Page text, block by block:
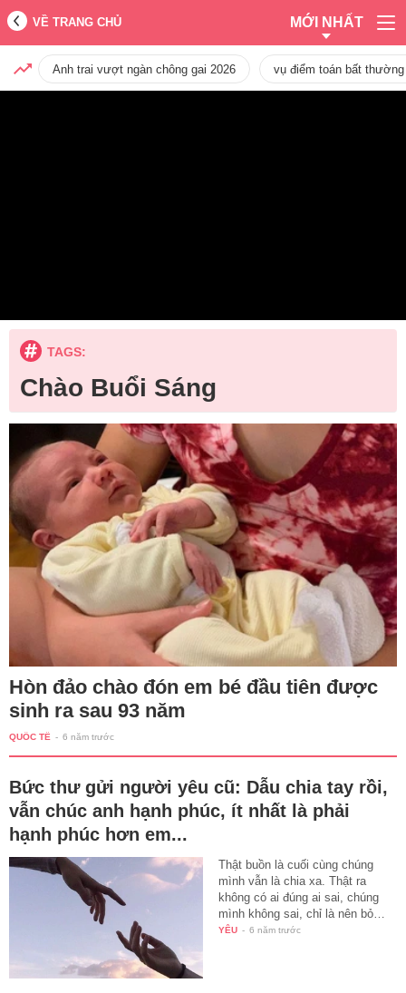
VỀ TRANG CHỦ MỚI NHẤT
Anh trai vượt ngàn chông gai 2026 vụ điểm toán bất
TAGS:
Chào Buổi Sáng
Hòn đảo chào đón em bé đầu tiên được
sinh ra sau 93 năm
QUỐC TẾ - 6 năm trước
Bức thư gửi người yêu cũ: Dẫu chia tay rồi,
vẫn chúc anh hạnh phúc, ít nhất là phải
hạnh phúc hơn em...
Thật buồn là cuối cùng chúng
mình vẫn là chia xa. Thật ra
không có ai đúng ai sai, chúng
mình không sai, chỉ là nên bỏ…
YÊU - 6 năm trước